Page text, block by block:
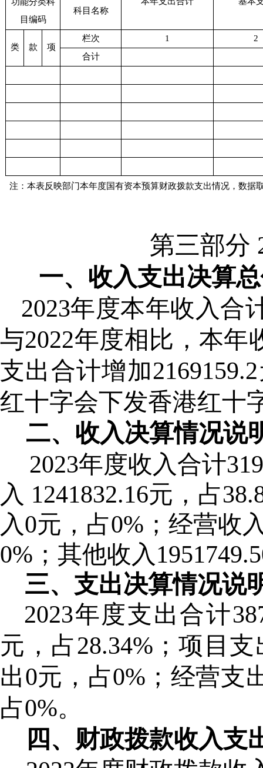
功能分类科
目编码
科目名称
类 款 项
栏次 1
2
合计
注：本表反映部门本年度国有资本预算财政拨款支出情况，数据
第三部分
一、收入支出决算
2023年度本年收入合
与2022年度相比，本年
支出合计增加2169159.2
红十字会下发香港红十
二、收入决算情况说
2023年度收入合计
入 1241832.16元，占
入0元，占0% ；经营收
0% ；其他收入
三、支出决算情况说
2023年度支出合计
元，占28.34%；项目支
出0元，占0%；经营支
占0%。
四、财政拨款收入支